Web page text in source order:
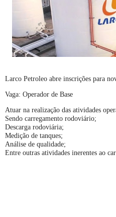
Larco Petroleo abre inscrições para
Vaga: Operador de Base
Atuar na realização das atividades
Sendo carregamento rodoviário;
Descarga rodoviária;
Medição de tanques;
Análise de qualidade;
Entre outras atividades inerentes ao